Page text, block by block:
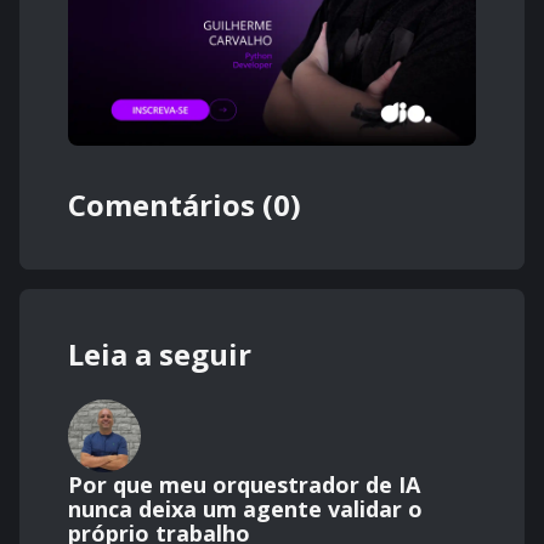
Comentários (0)
Leia a seguir
Por que meu orquestrador de IA
nunca deixa um agente validar o
próprio trabalho